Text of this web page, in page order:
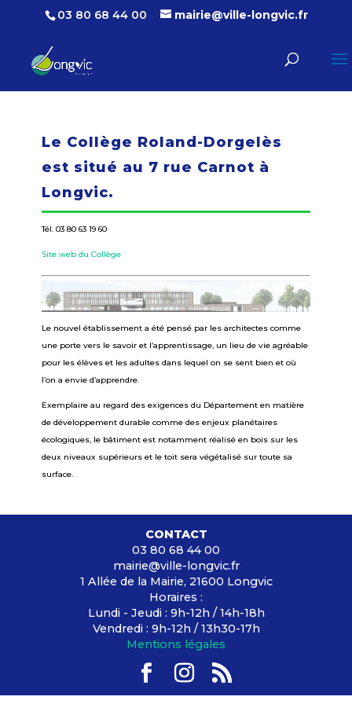
03 80 68 44 00 mairie@ville-longvic.fr
Le Collège Roland-Dorgelès
est situé au 7 rue Carnot à
Longvic.
Tél. 03 80 63 19 60
Site web du Collège
Le nouvel établissement a été pensé par les architectes comme
une porte vers le savoir et l’apprentissage, un lieu de vie agréable
pour les élèves et les adultes dans lequel on se sent bien et où
l’on a envie d’apprendre.
Exemplaire au regard des exigences du Département en matière
de développement durable comme des enjeux planétaires
écologiques, le bâtiment est notamment réalisé en bois sur les
deux niveaux supérieurs et le toit sera végétalisé sur toute sa
surface.
CONTACT
03 80 68 44 00
mairie@ville-longvic.fr
1 Allée de la Mairie, 21600 Longvic
Horaires :
Lundi - Jeudi : 9h-12h / 14h-18h
Vendredi : 9h-12h / 13h30-17h
Mentions légales